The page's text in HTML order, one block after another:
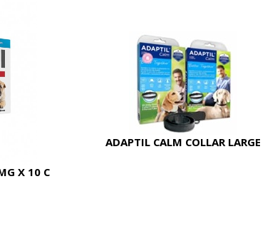
X 10 C
ADAPTIL CALM COLLAR LARGE